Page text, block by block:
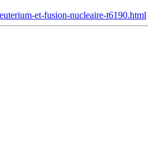
et-fusion-nucleaire-t6190.html